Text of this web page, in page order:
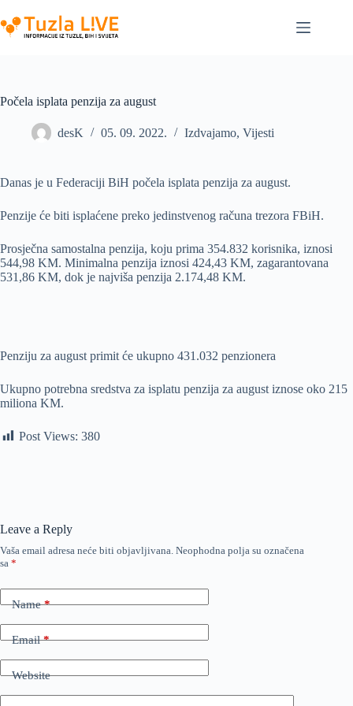
to
content
Počela isplata penzija za august
desK 05. 09. 2022. Izdvajamo, Vijesti
Danas je u Federaciji BiH počela isplata penzija za august.
Penzije će biti isplaćene preko jedinstvenog računa trezora FBiH.
Prosječna samostalna penzija, koju prima 354.832 korisnika, iznosi
544,98 KM. Minimalna penzija iznosi 424,43 KM, zagarantovana
531,86 KM, dok je najviša penzija 2.174,48 KM.
Penziju za august primit će ukupno 431.032 penzionera
Ukupno potrebna sredstva za isplatu penzija za august iznose oko 215
miliona KM.
Post Views: 380
Leave a Reply
Vaša email adresa neće biti objavljivana. Neophodna polja su označena
sa *
Name*
Email*
Website